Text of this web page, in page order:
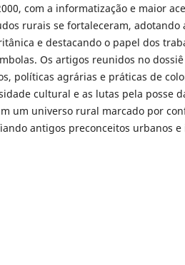
com a informatização e maior
rurais se fortaleceram, adotando
e destacando o papel dos
Os artigos reunidos no
políticas agrárias e práticas de
cultural e as lutas pela posse
um universo rural marcado por
antigos preconceitos urbanos